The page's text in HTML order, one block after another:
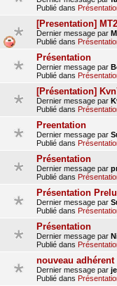
Publié dans
[Presentation]
Dernier message par
Publié dans
Présentation
Dernier message par
Publié dans
[Présentation]
Dernier message par
Publié dans
Preentation
Dernier message par
Publié dans
Présentation
Dernier message par
Publié dans
Présentation
Dernier message par
Publié dans
Présentation
Dernier message par
Publié dans
nouveau adhérent
Dernier message par
Publié dans